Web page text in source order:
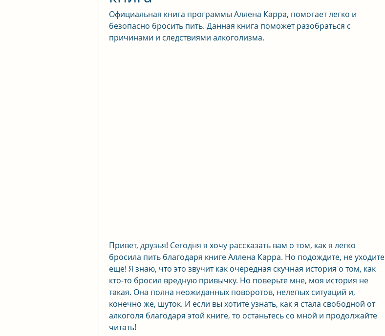
Официальная книга программы Аллена Карра, помогает легко и
безопасно бросить пить. Данная книга поможет разобраться с
причинами и следствиями алкоголизма.
Привет, друзья! Сегодня я хочу рассказать вам о том, как я легко
бросила пить благодаря книге Аллена Карра. Но подождите, не уходите
еще! Я знаю, что это звучит как очередная скучная история о том, как
кто-то бросил вредную привычку. Но поверьте мне, моя история не
такая. Она полна неожиданных поворотов, нелепых ситуаций и,
конечно же, шуток. И если вы хотите узнать, как я стала свободной от
алкоголя благодаря этой книге, то останьтесь со мной и продолжайте
читать!